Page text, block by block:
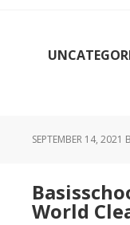
SEPTEMBER 14, 2021
World